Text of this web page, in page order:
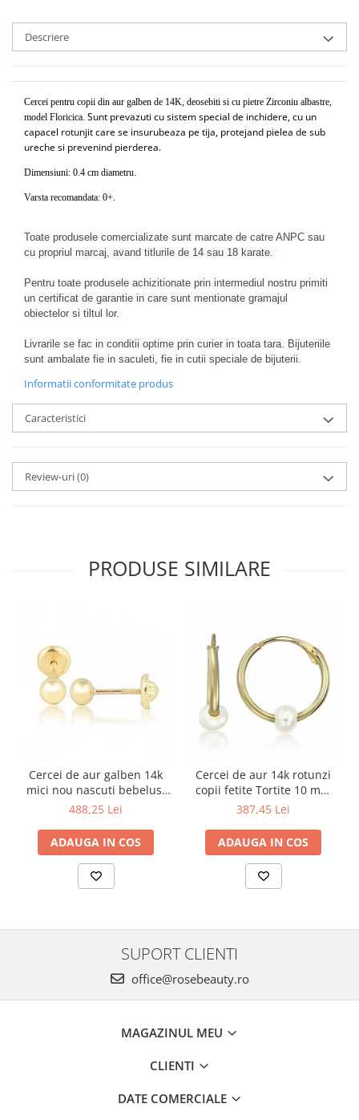
Descriere
Cercei pentru copii din aur galben de 14K, deosebiti si cu pietre Zirconiu albastre,
model Floricica. Sunt prevazuti cu sistem special de inchidere, cu un
capacel rotunjit care se insurubeaza pe tija, protejand pielea de sub
ureche si prevenind pierderea.
Dimensiuni: 0.4 cm diametru.
Varsta recomandata: 0+.
Toate produsele comercializate sunt marcate de catre ANPC sau
cu propriul marcaj, avand titlurile de 14 sau 18 karate.
Pentru toate produsele achizitionate prin intermediul nostru primiti
un certificat de garantie in care sunt mentionate gramajul
obiectelor si tiltul lor.
Livrarile se fac in conditii optime prin curier in toata tara. Bijuteriile
sunt ambalate fie in saculeti, fie in cutii speciale de bijuterii.
Informatii conformitate produs
Caracteristici
Review-uri(0)
PRODUSE SIMILARE
Cercei de aur galben 14k
mici nou nascuti bebelusi
Bilute 4mm
488,25 Lei
ADAUGA IN COS
Cercei de aur 14k rotunzi
copii fetite Tortite 10 mm
perluta
387,45 Lei
ADAUGA IN COS
SUPORT CLIENTI
office@rosebeauty.ro
MAGAZINUL MEU
CLIENTI
DATE COMERCIALE